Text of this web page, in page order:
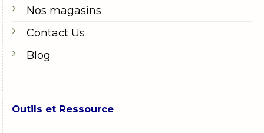
Nos magasins
Contact Us
Blog
Outils et Ressource